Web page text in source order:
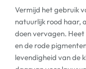
Vermijd het gebruik
natuurlijk rood haar,
doen vervagen.
en de rode
levendigheid van de